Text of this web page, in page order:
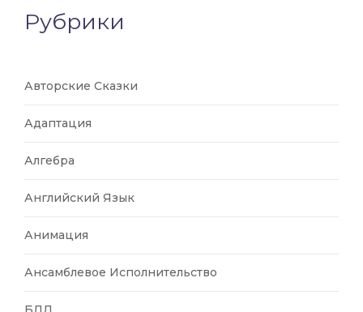
Рубрики
Авторские Сказки
Адаптация
Алгебра
Английский Язык
Анимация
Ансамблевое Исполнительство